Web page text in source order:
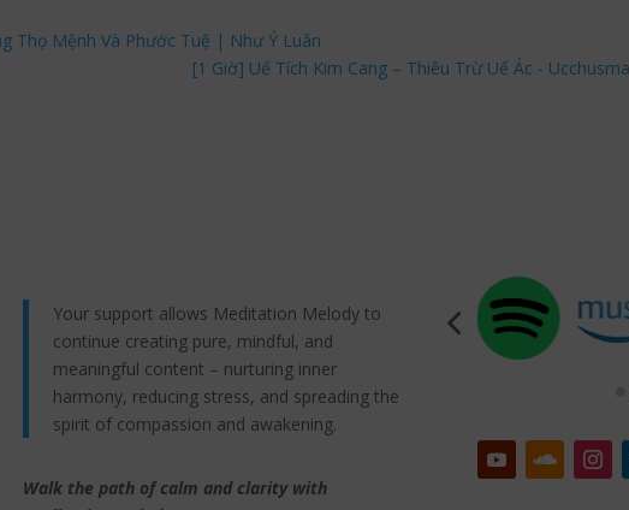
Thọ Mệnh Và Phước Tuệ | Như Ý Luân
[1 Giờ] Uế Tích Kim Cang – Thiêu Trừ Uế Ác -
Your support allows Meditation Melody to
continue creating pure, mindful, and
meaningful content – nurturing inner
harmony, reducing stress, and spreading the
spirit of compassion and awakening.
Walk the path of calm and clarity with